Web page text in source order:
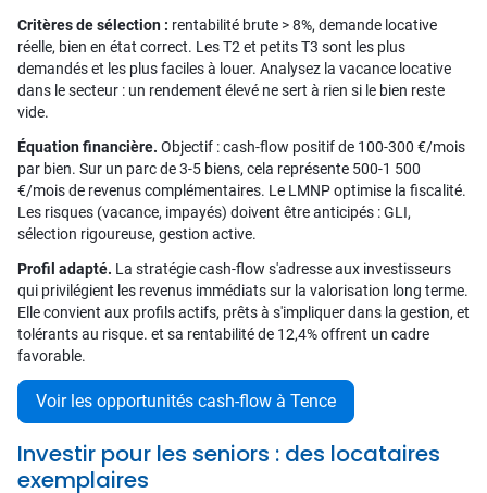
Critères de sélection : rentabilité brute > 8%, demande locative
réelle, bien en état correct. Les T2 et petits T3 sont les plus
demandés et les plus faciles à louer. Analysez la vacance locative
dans le secteur : un rendement élevé ne sert à rien si le bien reste
vide.
Équation financière. Objectif : cash-flow positif de 100-300 €/mois
par bien. Sur un parc de 3-5 biens, cela représente 500-1 500
€/mois de revenus complémentaires. Le LMNP optimise la fiscalité.
Les risques (vacance, impayés) doivent être anticipés : GLI,
sélection rigoureuse, gestion active.
Profil adapté. La stratégie cash-flow s'adresse aux investisseurs
qui privilégient les revenus immédiats sur la valorisation long terme.
Elle convient aux profils actifs, prêts à s'impliquer dans la gestion, et
tolérants au risque. et sa rentabilité de 12,4% offrent un cadre
favorable.
Voir les opportunités cash-flow à Tence
Investir pour les seniors : des locataires
exemplaires